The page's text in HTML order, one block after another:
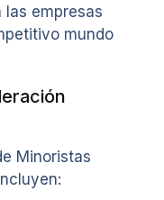
empresas
mundo
Minoristas